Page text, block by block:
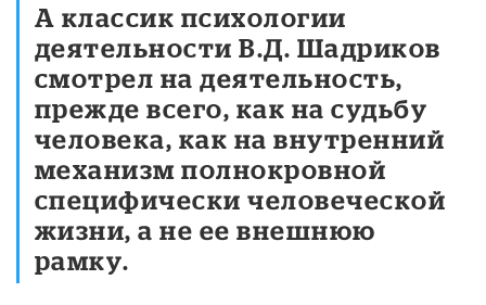
А классик психологии
деятельности В.Д. Шадриков
смотрел на деятельность,
прежде всего, как на судьбу
человека, как на внутренний
механизм полнокровной
специфически человеческой
жизни, а не ее внешнюю
рамку.